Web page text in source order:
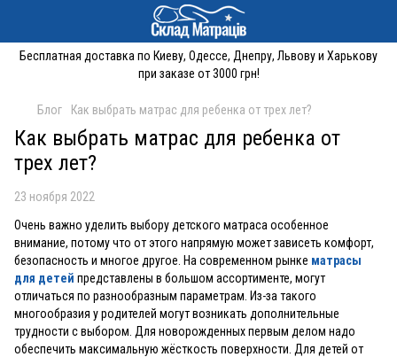
Бесплатная доставка по Киеву, Одессе, Днепру, Львову и Харькову
при заказе от 3000 грн!
Блог Как выбрать матрас для ребенка от трех лет?
Как выбрать матрас для ребенка от
трех лет?
23 ноября 2022
Очень важно уделить выбору детского матраса особенное
внимание, потому что от этого напрямую может зависеть комфорт,
безопасность и многое другое. На современном рынке матрасы
для детей представлены в большом ассортименте, могут
отличаться по разнообразным параметрам. Из-за такого
многообразия у родителей могут возникать дополнительные
трудности с выбором. Для новорожденных первым делом надо
обеспечить максимальную жёсткость поверхности. Для детей от